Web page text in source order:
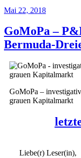
Mai 22, 2018
GoMoPa –
Bermuda-
GoMoPa –
grauen Kapitalmarkt
Liebe(r) Leser(in),